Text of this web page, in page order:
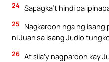
24 Sapagka’t hindi pa
25
Nagkaroon nga ng isang
ni Juan sa isang Judio
26 At sila’y nagparoon kay